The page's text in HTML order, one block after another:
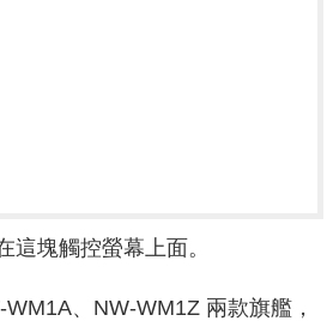
這塊觸控螢幕上面。
、NW-WM1Z 兩款旗艦，